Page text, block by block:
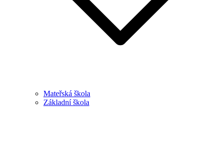
Mateřská škola
Základní škola